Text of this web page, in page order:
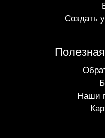
Создать
Наши